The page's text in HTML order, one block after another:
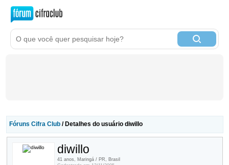
Fóruns Cifra Club/ Detalhes do usuário diwillo
diwillo
41 anos, Maringá / PR, Brasil